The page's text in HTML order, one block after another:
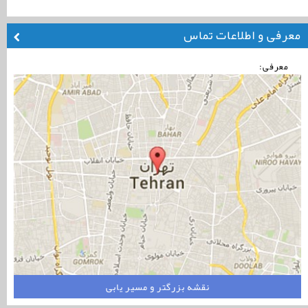
معرفی و اطلاعات تماس
معرفی:
نقشه بزرگتر و مسیر یابی